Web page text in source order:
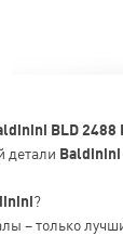
BLD 2488
детали Baldinini
?
– только